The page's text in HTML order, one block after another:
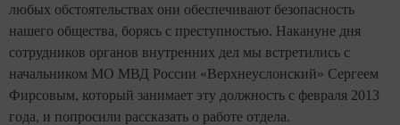
любых обстоятельствах они обеспечивают безопасность
нашего общества, борясь с преступностью. Накануне дня
сотрудников органов внутренних дел мы встретились с
начальником МО МВД России «Верхнеуслонский» Сергеем
Фирсовым, который занимает эту должность с февраля 2013
года, и попросили рассказать о работе отдела.